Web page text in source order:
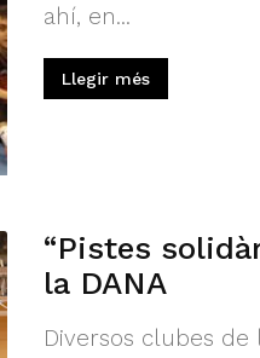
ahí, en...
Llegir més
“Pistes
la DANA
Diversos clubes